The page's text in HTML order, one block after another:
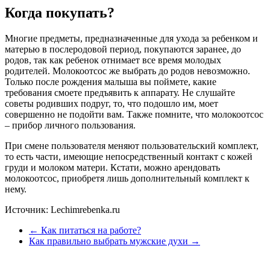
Когда покупать?
Многие предметы, предназначенные для ухода за ребенком и
матерью в послеродовой период, покупаются заранее, до
родов, так как ребенок отнимает все время молодых
родителей. Молокоотсос же выбрать до родов невозможно.
Только после рождения малыша вы поймете, какие
требования смоете предъявить к аппарату. Не слушайте
советы родивших подруг, то, что подошло им, моет
совершенно не подойти вам. Также помните, что молокоотсос
– прибор личного пользования.
При смене пользователя меняют пользовательский комплект,
то есть части, имеющие непосредственный контакт с кожей
груди и молоком матери. Кстати, можно арендовать
молокоотсос, приобретя лишь дополнительный комплект к
нему.
Источник: Lechimrebenka.ru
← Как питаться на работе?
Как правильно выбрать мужские духи →